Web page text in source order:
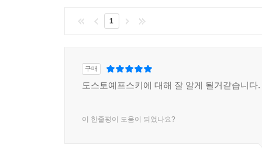
1
구매
도스토예프스키에 대해 잘 알게 될거같습니다.
이 한줄평이 도움이 되었나요?